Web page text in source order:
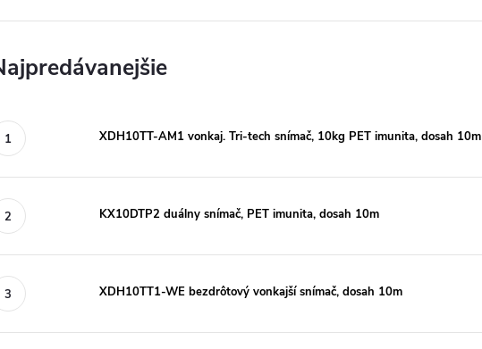
XDH10TT-AM1 vonkaj. Tri-tech snímač, 10kg PET imunita, dosah 10m
KX10DTP2 duálny snímač, PET imunita, dosah 10m
XDH10TT1-WE bezdrôtový vonkajší snímač, dosah 10m